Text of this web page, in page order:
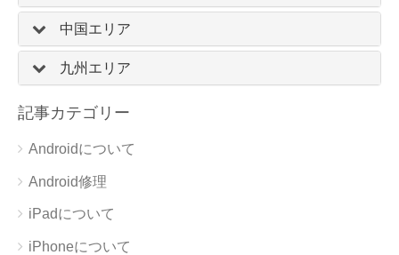
中国エリア
九州エリア
記事カテゴリー
Androidについて
Android修理
iPadについて
iPhoneについて